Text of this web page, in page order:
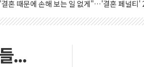
차 제주·인천 경선서 정청래에 승리...47.75%
제주·인천 경선 결과 발표...김민석 47.75%
, 제주 경선 결과 발표...김민석 52.64% 정청래
주요 금융일정(8.10~8.14)
...